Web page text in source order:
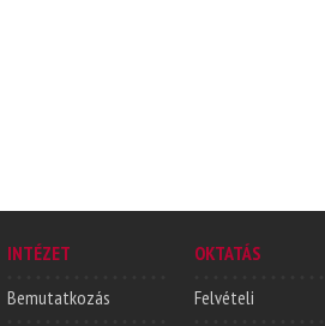
INTÉZET
Bemutatkozás
OKTATÁS
Felvételi